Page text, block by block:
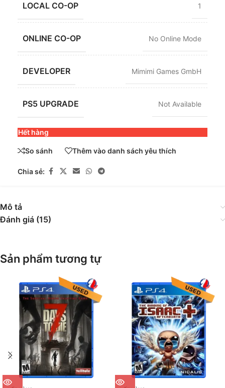
LOCAL CO-OP 1
ONLINE CO-OP No Online Mode
DEVELOPER Mimimi Games GmbH
PS5 UPGRADE Not Available
Hết hàng
So sánh Thêm vào danh sách yêu thích
Chia sẻ:
Mô tả
Đánh giá (15)
Sản phẩm tương tự